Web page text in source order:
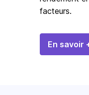
facteurs.
En savoir